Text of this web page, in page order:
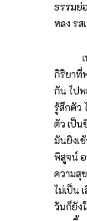
ธรรมย่
หลง รส
เหมือ
กิริยาที่
กัน ไป
รู้สึกตัว
ตัว เป็
มันยิงเ
พิสูจน์
ความสุ
ไม่เป็น
วันก็ยัง